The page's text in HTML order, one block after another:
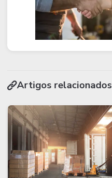
Artigos relacionados